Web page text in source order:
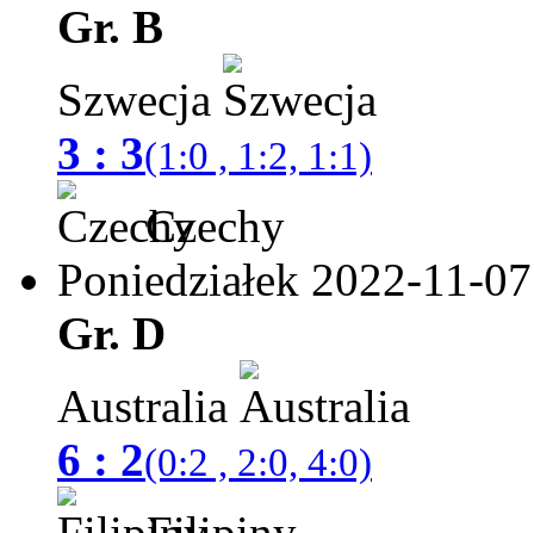
Gr. B
Szwecja
3 : 3(1:0 , 1:2, 1:1)
Czechy
Poniedziałek 2022-11-07
Gr. D
Australia
6 : 2(0:2 , 2:0, 4:0)